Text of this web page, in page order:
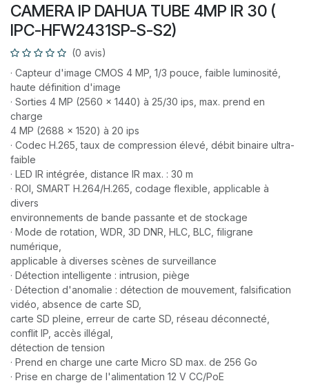
CAMERA IP DAHUA TUBE 4MP IR 30 (
IPC-HFW2431SP-S-S2)
(0 avis)
· Capteur d'image CMOS 4 MP, 1/3 pouce, faible luminosité,
haute définition d'image
· Sorties 4 MP (2560 × 1440) à 25/30 ips, max. prend en
charge
4 MP (2688 × 1520) à 20 ips
· Codec H.265, taux de compression élevé, débit binaire ultra-
faible
· LED IR intégrée, distance IR max. : 30 m
· ROI, SMART H.264/H.265, codage flexible, applicable à
divers
environnements de bande passante et de stockage
· Mode de rotation, WDR, 3D DNR, HLC, BLC, filigrane
numérique,
applicable à diverses scènes de surveillance
· Détection intelligente : intrusion, piège
· Détection d'anomalie : détection de mouvement, falsification
vidéo, absence de carte SD,
carte SD pleine, erreur de carte SD, réseau déconnecté,
conflit IP, accès illégal,
détection de tension
· Prend en charge une carte Micro SD max. de 256 Go
· Prise en charge de l'alimentation 12 V CC/PoE